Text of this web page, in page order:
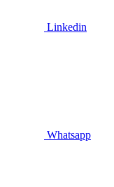
Linkedin
Whatsapp